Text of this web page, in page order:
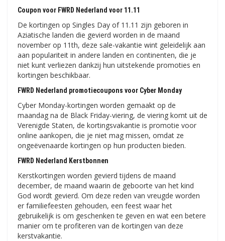
Coupon voor FWRD Nederland voor 11.11
De kortingen op Singles Day of 11.11 zijn geboren in
Aziatische landen die gevierd worden in de maand
november op 11th, deze sale-vakantie wint geleidelijk aan
aan populariteit in andere landen en continenten, die je
niet kunt verliezen dankzij hun uitstekende promoties en
kortingen beschikbaar.
FWRD Nederland promotiecoupons voor Cyber ​​​​Monday
Cyber ​​Monday-kortingen worden gemaakt op de
maandag na de Black Friday-viering, de viering komt uit de
Verenigde Staten, de kortingsvakantie is promotie voor
online aankopen, die je niet mag missen, omdat ze
ongeëvenaarde kortingen op hun producten bieden.
FWRD Nederland Kerstbonnen
Kerstkortingen worden gevierd tijdens de maand
december, de maand waarin de geboorte van het kind
God wordt gevierd. Om deze reden van vreugde worden
er familiefeesten gehouden, een feest waar het
gebruikelijk is om geschenken te geven en wat een betere
manier om te profiteren van de kortingen van deze
kerstvakantie.